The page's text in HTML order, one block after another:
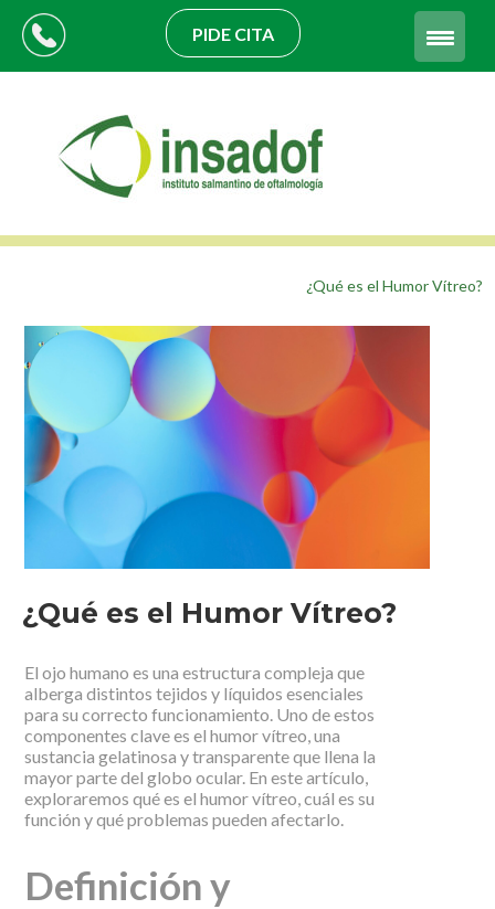
PIDE CITA
¿Qué es el Humor Vítreo?
¿Qué es el Humor Vítreo?
El ojo humano es una estructura compleja que
alberga distintos tejidos y líquidos esenciales
para su correcto funcionamiento. Uno de estos
componentes clave es el humor vítreo, una
sustancia gelatinosa y transparente que llena la
mayor parte del globo ocular. En este artículo,
exploraremos qué es el humor vítreo, cuál es su
función y qué problemas pueden afectarlo.
Definición y